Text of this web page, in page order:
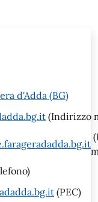
d'Adda (BG)
(Indirizzo
(PEC)